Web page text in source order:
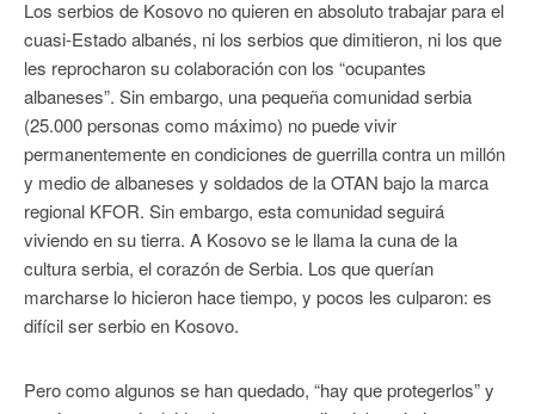
Los serbios de Kosovo no quieren en absoluto trabajar para el
cuasi-Estado albanés, ni los serbios que dimitieron, ni los que
les reprocharon su colaboración con los “ocupantes
albaneses”. Sin embargo, una pequeña comunidad serbia
(25.000 personas como máximo) no puede vivir
permanentemente en condiciones de guerrilla contra un millón
y medio de albaneses y soldados de la OTAN bajo la marca
regional KFOR. Sin embargo, esta comunidad seguirá
viviendo en su tierra. A Kosovo se le llama la cuna de la
cultura serbia, el corazón de Serbia. Los que querían
marcharse lo hicieron hace tiempo, y pocos les culparon: es
difícil ser serbio en Kosovo.
Pero como algunos se han quedado, “hay que protegerlos” y